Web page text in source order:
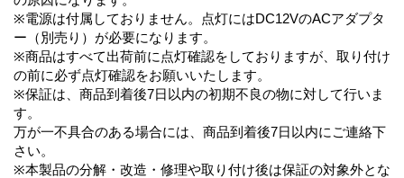
※電源は付属しておりません。点灯にはDC12VのACアダプタ
ー（別売り）が必要になります。
※商品はすべて出荷前に点灯確認をしておりますが、取り付け
の前に必ず点灯確認をお願いいたします。
※保証は、商品到着後7日以内の初期不良の物に対して行いま
す。
万が一不具合のある場合には、商品到着後7日以内にご連絡下
さい。
※本製品の分解・改造・修理や取り付け後は保証の対象外とな